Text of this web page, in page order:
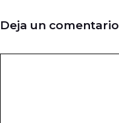
Deja un comentario